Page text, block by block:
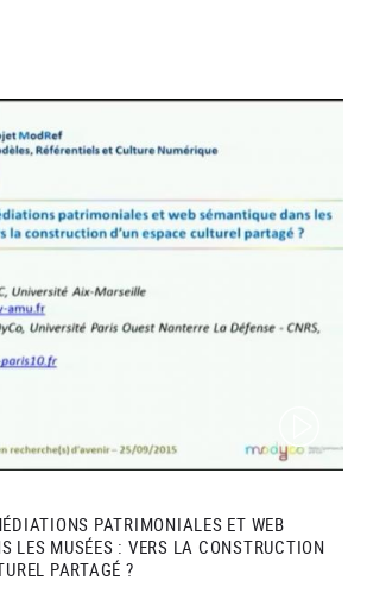
PATRIMONIALES ET WEB
LES MUSÉES : VERS LA CONSTRUCTION
PARTAGÉ ?